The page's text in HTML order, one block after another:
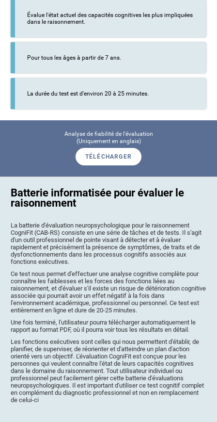
Évalue l'état actuel des capacités cognitives les plus impliquées
dans le raisonnement.
Pour tous les âges à partir de 7 ans.
La durée du test est d'environ 20 à 25 minutes.
Analyse de fiabilité de l'évaluation
(Uniquement en anglais)
TÉLÉCHARGER
Batterie informatisée pour évaluer le
raisonnement
La batterie d'évaluation neuropsychologique pour le raisonnement
CogniFit (CAB-RS) consiste en une série de tâches et de tests. Il s'agit
d'un outil professionnel de pointe visant à détecter et à évaluer
rapidement et précisément la présence de symptômes, de traits et de
dysfonctionnements dans les processus cognitifs associés aux
fonctions exécutives.
Ce test nous permet d'effectuer une analyse cognitive complète pour
connaître les faiblesses et les forces des fonctions liées au
raisonnement, et d'évaluer s'il existe un risque de détérioration cognitive
associée qui pourrait avoir un effet négatif à la fois dans
l'environnement académique, professionnel ou personnel. Ce test est
entièrement en ligne et dure de 20-25 minutes.
Une fois terminé, l'utilisateur pourra télécharger automatiquement le
rapport au format PDF, où il pourra voir tous les résultats en détail.
Les fonctions exécutives sont celles qui nous permettent d'établir, de
planifier, de superviser, de réorienter et d'atteindre un plan d'action
orienté vers un objectif. L'évaluation CogniFit est conçue pour les
personnes qui veulent connaître l'état de leurs capacités cognitives
dans le domaine du raisonnement. Tout utilisateur individuel ou
professionnel peut facilement gérer cette batterie d'évaluations
neuropsychologiques. Il est important d'utiliser ce test cognitif complet
en complément du diagnostic professionnel et non en remplacement
de celui-ci